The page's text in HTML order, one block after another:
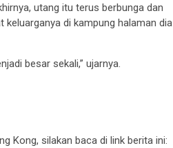
utang itu terus berbunga dan
keluarganya di kampung halaman dia
besar sekali,” ujarnya.
Kong, silakan baca di link berita ini: